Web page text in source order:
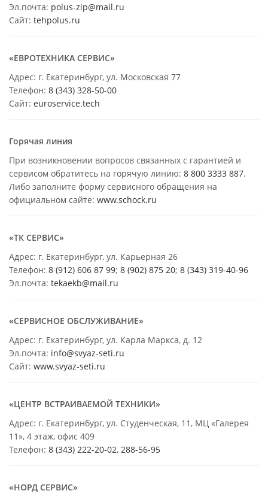
Эл.почта: polus-zip@mail.ru
Сайт: tehpolus.ru
«ЕВРОТЕХНИКА СЕРВИС»
Адрес: г. Екатеринбург, ул. Московская 77
Телефон: 8 (343) 328-50-00
Сайт: euroservice.tech
Горячая линия
При возникновении вопросов связанных с гарантией и
сервисом обратитесь на горячую линию: 8 800 3333 887.
Либо заполните форму сервисного обращения на
официальном сайте: www.schock.ru
«ТК СЕРВИС»
Адрес: г. Екатеринбург, ул. Карьерная 26
Телефон: 8 (912) 606 87 99; 8 (902) 875 20; 8 (343) 319-40-96
Эл.почта: tekaekb@mail.ru
«СЕРВИСНОЕ ОБСЛУЖИВАНИЕ»
Адрес: г. Екатеринбург, ул. Карла Маркса, д. 12
Эл.почта: info@svyaz-seti.ru
Сайт: www.svyaz-seti.ru
«ЦЕНТР ВСТРАИВАЕМОЙ ТЕХНИКИ»
Адрес: г. Екатеринбург, ул. Студенческая, 11, МЦ «Галерея
11», 4 этаж, офис 409
Телефон: 8 (343) 222-20-02, 288-56-95
«НОРД СЕРВИС»